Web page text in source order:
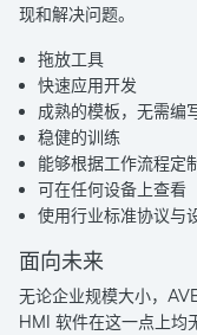
现和解决问题。
拖放工具
快速应用开发
成熟的模板，无需编
稳健的训练
能够根据工作流程定
可在任何设备上查看
使用行业标准协议与
面向未来
无论企业规模大小，
HMI 软件在这一点上均